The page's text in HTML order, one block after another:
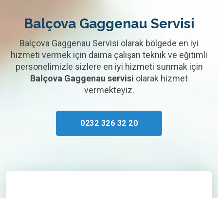
Balçova Gaggenau Servisi
Balçova Gaggenau Servisi olarak bölgede en iyi
hizmeti vermek için daima çalışan teknik ve eğitimli
personelimizle sizlere en iyi hizmeti sunmak için
Balçova Gaggenau servisi olarak hizmet
vermekteyiz.
0232 326 32 20